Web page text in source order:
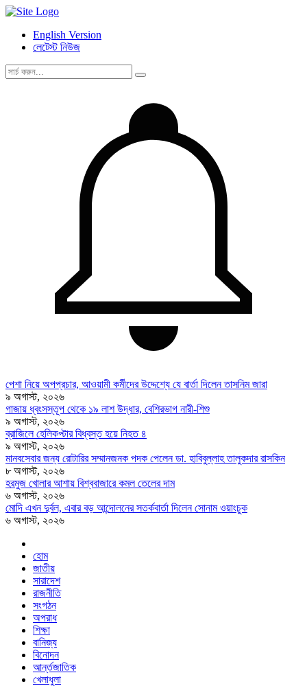
English Version
লেটেস্ট নিউজ
পেশা নিয়ে অপপ্রচার, আওয়ামী কর্মীদের উদ্দেশ্যে যে বার্তা দিলেন তাসনিম জারা
৯ অগাস্ট, ২০২৬
গাজায় ধ্বংসস্তূপ থেকে ১৯ লাশ উদ্ধার, বেশিরভাগ নারী-শিশু
৯ অগাস্ট, ২০২৬
ব্রাজিলে হেলিকপ্টার বিধ্বস্ত হয়ে নিহত ৪
৯ অগাস্ট, ২০২৬
মানবসেবার জন্য রোটারির সম্মানজনক পদক পেলেন ডা. হাবিবুল্লাহ তালুকদার রাসকিন
৮ অগাস্ট, ২০২৬
হরমুজ খোলার আশায় বিশ্ববাজারে কমল তেলের দাম
৬ অগাস্ট, ২০২৬
মোদি এখন দুর্বল, এবার বড় আন্দোলনের সতর্কবার্তা দিলেন সোনাম ওয়াংচুক
৬ অগাস্ট, ২০২৬
হোম
জাতীয়
সারাদেশ
রাজনীতি
সংগঠন
অপরাধ
শিক্ষা
বানিজ্য
বিনোদন
আর্ন্তজাতিক
খেলাধুলা